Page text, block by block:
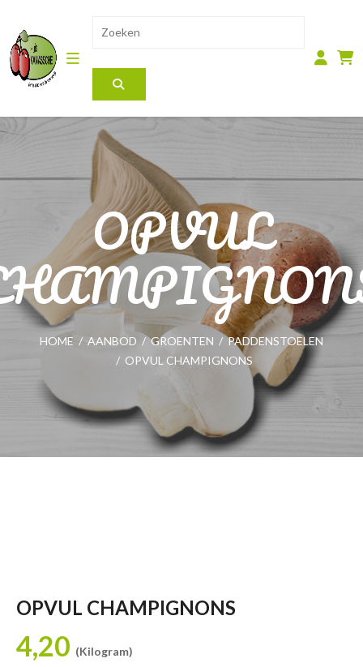
OPVUL
HOME / AANBOD / GROENTEN / PADDENSTOELEN
/ OPVUL CHAMPIGNONS
OPVUL CHAMPIGNONS
4,20 (Kilogram)